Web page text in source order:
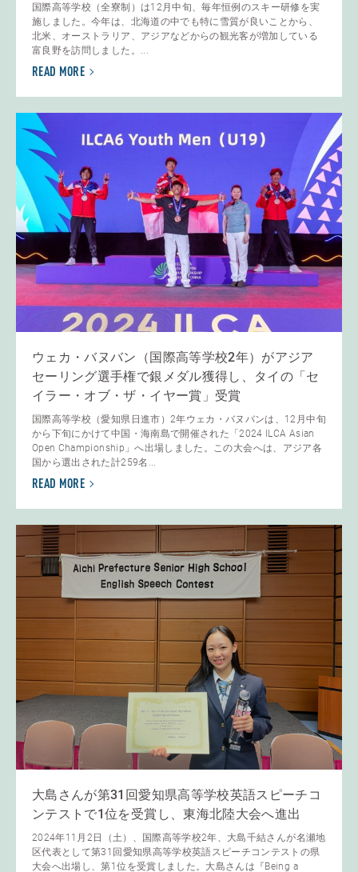
国際高等学校（全寮制）は12月中旬、毎年恒例のスキー研修を実
施しました。今年は、北海道の中でも特に雪質が良いことから、
北米、オーストラリア、アジアなどからの観光客が増加している
富良野を訪問しました。...
READ MORE
ウェカ・バヌバン（国際高等学校2年）がアジア
セーリング選手権で銀メダル獲得し、タイの「セ
イラー・オブ・ザ・イヤー賞」受賞
国際高等学校（愛知県日進市）2年ウェカ・バヌバンは、12月中旬
から下旬にかけて中国・海南島で開催された「2024 ILCA Asian
Open Championship」へ出場しました。この大会へは、アジア各
国から選出された計259名...
READ MORE
大島さんが第31回愛知県高等学校英語スピーチコ
ンテストで1位を受賞し、東海北陸大会へ進出
2024年11月2日（土）、国際高等学校2年、大島千結さんが名瀬地
区代表として第31回愛知県高等学校英語スピーチコンテストの県
大会へ出場し、第1位を受賞しました。大島さんは『Being a